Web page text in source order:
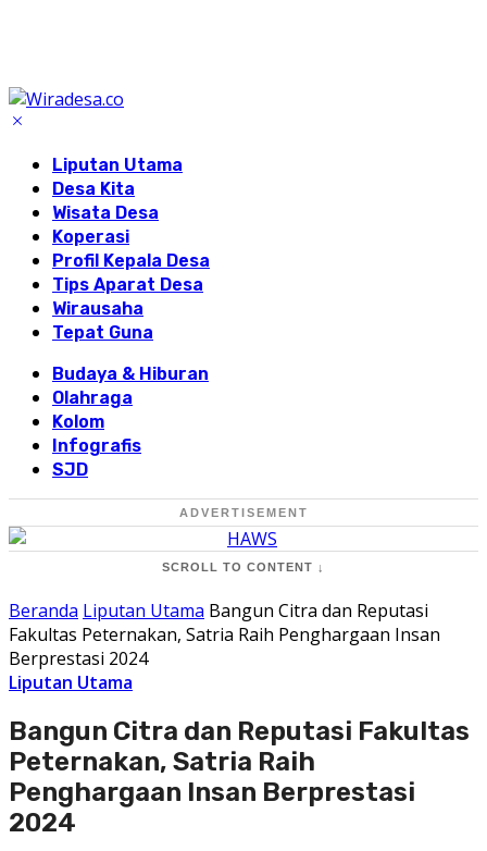
Liputan Utama
Desa Kita
Wisata Desa
Koperasi
Profil Kepala Desa
Tips Aparat Desa
Wirausaha
Tepat Guna
Budaya & Hiburan
Olahraga
Kolom
Infografis
SJD
ADVERTISEMENT
SCROLL TO CONTENT ↓
Beranda Liputan Utama Bangun Citra dan Reputasi
Fakultas Peternakan, Satria Raih Penghargaan Insan
Berprestasi 2024
Liputan Utama
Bangun Citra dan Reputasi Fakultas
Peternakan, Satria Raih
Penghargaan Insan Berprestasi
2024